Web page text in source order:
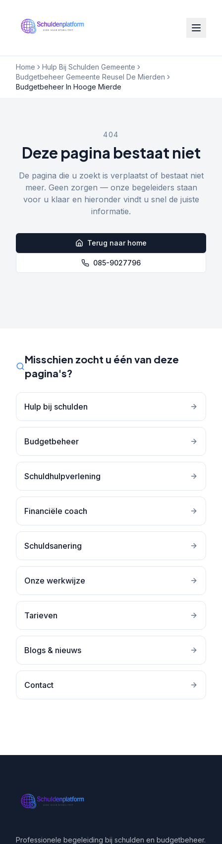
Home
Hulp Bij Schulden Gemeente
Budgetbeheer Gemeente Reusel De Mierden
Budgetbeheer In Hooge Mierde
404
Deze pagina bestaat niet
De pagina die u zoekt is verplaatst of bestaat niet
meer. Geen zorgen — onze begeleiders staan
voor u klaar en hieronder vindt u snel de juiste
informatie.
Terug naar home
085-9027796
Misschien zocht u één van deze
pagina's?
Hulp bij schulden
Budgetbeheer
Schuldhulpverlening
Financiële coach
Schuldsanering
Onze werkwijze
Tarieven
Blogs & nieuws
Contact
Professionele begeleiding bij schulden en budgetbeheer.